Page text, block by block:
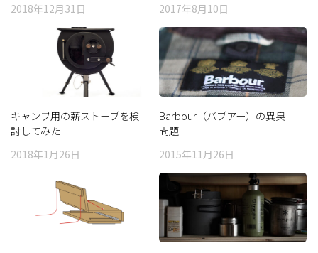
2018年12月31日 2017年8月10日
キャンプ用の薪ストーブを検
討してみた
2018年1月26日
Barbour（バブアー）の異臭
問題
2015年11月26日